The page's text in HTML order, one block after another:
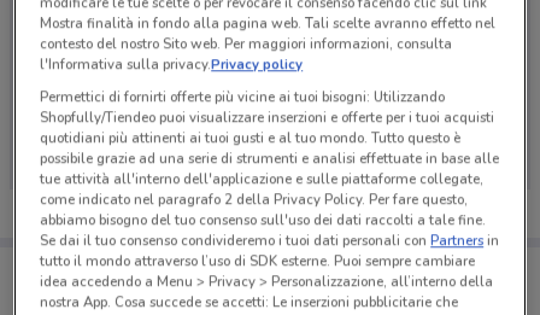
Ci dispiace, al momento non abbiamo pubblicato
volantini nella tua zona. Riprova più tardi.
Porta DoveConviene sempre con te!
Puoi trovare le migliori offerte dei negozi vicino a te,
salvarle e creare la tua lista del risparmio, comodamente
Mostra finalità in fondo alla pagina web. Tali scelte avranno effetto nel
contesto del nostro Sito web. Per maggiori informazioni, consulta
l'Informativa sulla privacy.Privacy policy
Permettici di fornirti offerte più vicine ai tuoi bisogni: Utilizzando
Shopfully/Tiendeo puoi visualizzare inserzioni e offerte per i tuoi acquisti
quotidiani più attinenti ai tuoi gusti e al tuo mondo. Tutto questo è
possibile grazie ad una serie di strumenti e analisi effettuate in base alle
tue attività all'interno dell'applicazione e sulle piattaforme collegate,
come indicato nel paragrafo 2 della Privacy Policy. Per fare questo,
abbiamo bisogno del tuo consenso sull'uso dei dati raccolti a tale fine.
Se dai il tuo consenso condivideremo i tuoi dati personali conPartnersin
tutto il mondo attraverso l’uso di SDK esterne. Puoi sempre cambiare
idea accedendo a Menu > Privacy > Personalizzazione, all’interno della
nostra App. Cosa succede se accetti: Le inserzioni pubblicitarie che